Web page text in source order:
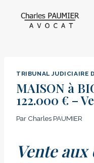
TRIBUNAL JUDICIAIRE
MAISON à
122.000 € –
Par Charles PAUMIER
Vente